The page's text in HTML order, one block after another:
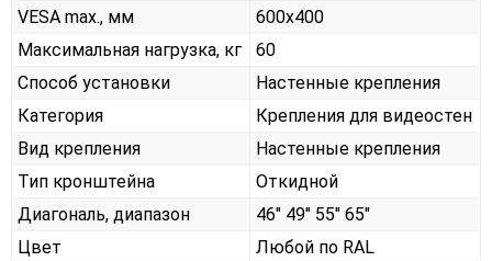
VESA max., мм
600х400
Максимальная нагрузка, кг
60
Способ установки
Настенные крепления
Категория
Крепления для видеостен
Вид крепления
Настенные крепления
Тип кронштейна
Откидной
Диагональ, диапазон
46" 49" 55" 65"
Цвет
Любой по RAL